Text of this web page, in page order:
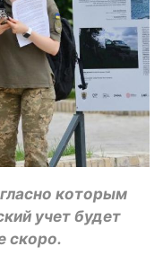
которым
учет будет
скоро.